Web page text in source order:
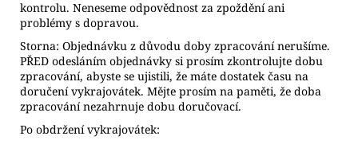
kontrolu. Neneseme odpovědnost za zpoždění ani
problémy s dopravou.
Storna: Objednávku z důvodu doby zpracování nerušíme.
PŘED odesláním objednávky si prosím zkontrolujte dobu
zpracování, abyste se ujistili, že máte dostatek času na
doručení vykrajovátek. Mějte prosím na paměti, že doba
zpracování nezahrnuje dobu doručovací.
Po obdržení vykrajovátek: